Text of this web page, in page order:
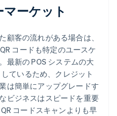
ーケット
顧客の流れがある場合は、
コードも特定のユースケ
最新の POS システムの大
ているため、クレジット
は簡単にアップグレードす
ビジネスはスピードを重要
コードスキャンよりも早